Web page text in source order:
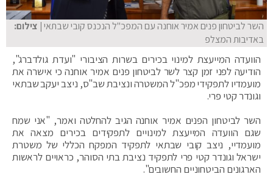
השר לביטחון פנים אמיר אוחנה עם המפכ"ל הנכנס קובי שבתאי| צילום:
באדיבות המצלפ
הוועדה המייעצת למינוי בכירים בשרות הציבורי "ועדת גולדברג",
הודיעה לפני זמן קצר לשר לביטחון פנים אמיר אוחנה כי אישרה את
מועמדיו לתפקידי מפכ"ל המשטרה ונציבת שב"ס, ניצב יעקב שבתאי
וגונדר קטי פרי.
השר לביטחון הפנים אמיר אוחנה הגיב להחלטה ואמר, "אני שמח
שגם הוועדה המייעצת למינויים לתפקידים בכירים מצאה את
מועמדיי, ניצב קובי שבתאי לתפקיד המפקח הכללי של משטרת
ישראל וגונדר קטי פרי לתפקיד נציבת בתי הסוהר, כראויים לראשות
הארגונים הביטחוניים החשובים".